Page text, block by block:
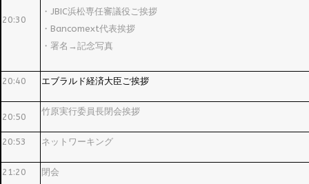
20:30
・JBIC浜松専任審議役ご挨拶
・Bancomext代表挨拶
・署名→記念写真
20:40 エブラルド経済大臣ご挨拶
20:50
竹原実行委員長閉会挨拶
20:53 ネットワーキング
21:20 閉会